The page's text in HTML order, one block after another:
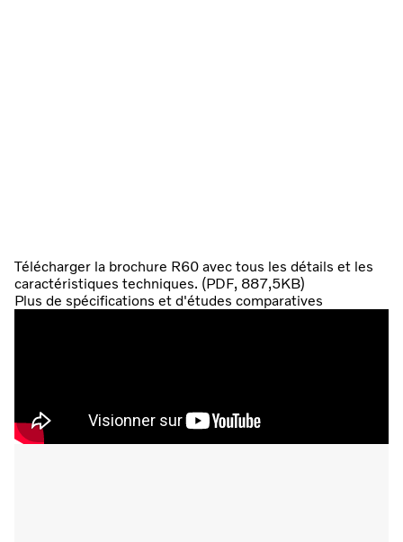
Télécharger la brochure R60 avec tous les détails et les
caractéristiques techniques. (PDF, 887,5KB)
Plus de spécifications et d'études comparatives